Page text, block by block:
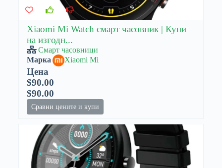
Xiaomi Mi Watch смарт часовник | Купи
на изгодн...
Смарт часовници
Марка
Xiaomi Mi
Цена
$90.00
$90.00
Сравни цените и купи